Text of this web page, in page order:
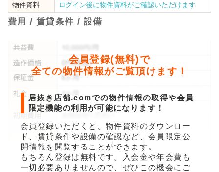
物件資料
ログイン後に物件資料がご確認いただけます
費用 / 賃貸条件 / 設備
会員登録(無料)で
全ての物件情報がご覧頂けます！
居抜き店舗.comでの物件情報の取得や会員
限定機能の利用が可能になります！
会員登録いただくと、物件資料のダウンロー
ド、賃貸条件や設備の確認など、会員限定公
開情報を閲覧することができます。
もちろん登録は無料です。入会金や年会費も
一切必要ありませんので、ぜひこの機会にご